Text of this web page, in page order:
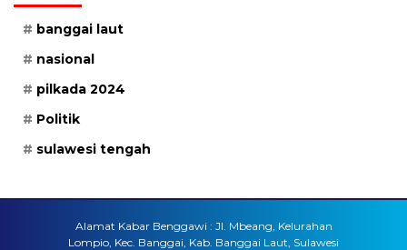
banggai laut
nasional
pilkada 2024
Politik
sulawesi tengah
Alamat Kabar Benggawi : Jl. Mbeang, Kelurahan
Lompio, Kec. Banggai, Kab. Banggai Laut, Sulawesi